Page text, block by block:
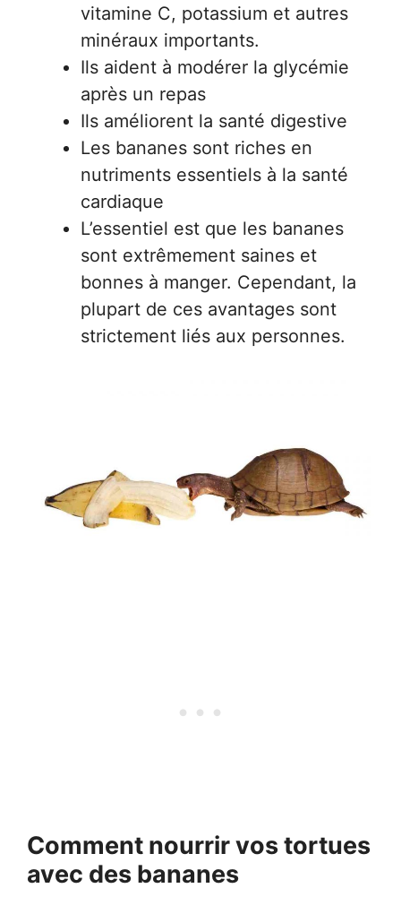
vitamine C, potassium et autres
minéraux importants.
Ils aident à modérer la glycémie
après un repas
Ils améliorent la santé digestive
Les bananes sont riches en
nutriments essentiels à la santé
cardiaque
L’essentiel est que les bananes
sont extrêmement saines et
bonnes à manger. Cependant, la
plupart de ces avantages sont
strictement liés aux personnes.
Comment nourrir vos tortues
avec des bananes